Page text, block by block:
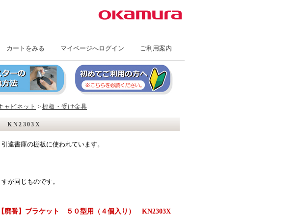
カートをみる マイページへログイン ご利用案内
ャビネット > 棚板・受け金具
KN2303X
違書庫の棚板に使われています。
が同じものです。
【廃番】ブラケット ５０型用（４個入り） KN2303X